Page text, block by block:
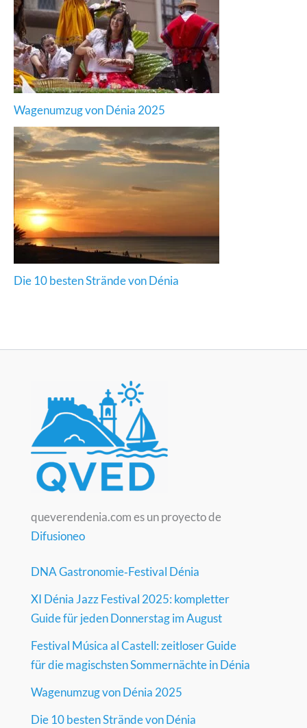
Wagenumzug von Dénia 2025
Die 10 besten Strände von Dénia
queverendenia.com es un proyecto de
Difusioneo
DNA Gastronomie‑Festival Dénia
XI Dénia Jazz Festival 2025: kompletter
Guide für jeden Donnerstag im August
Festival Música al Castell: zeitloser Guide
für die magischsten Sommernächte in Dénia
Wagenumzug von Dénia 2025
Die 10 besten Strände von Dénia